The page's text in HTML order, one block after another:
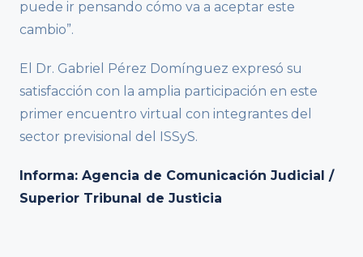
puede ir pensando cómo va a aceptar este
cambio”.
El Dr. Gabriel Pérez Domínguez expresó su
satisfacción con la amplia participación en este
primer encuentro virtual con integrantes del
sector previsional del ISSyS.
Informa: Agencia de Comunicación Judicial /
Superior Tribunal de Justicia